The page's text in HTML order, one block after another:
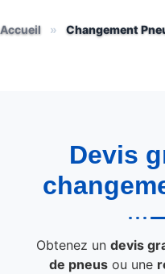
Accueil » Changement
Devis
Obtenez undevis
de pneus ou une